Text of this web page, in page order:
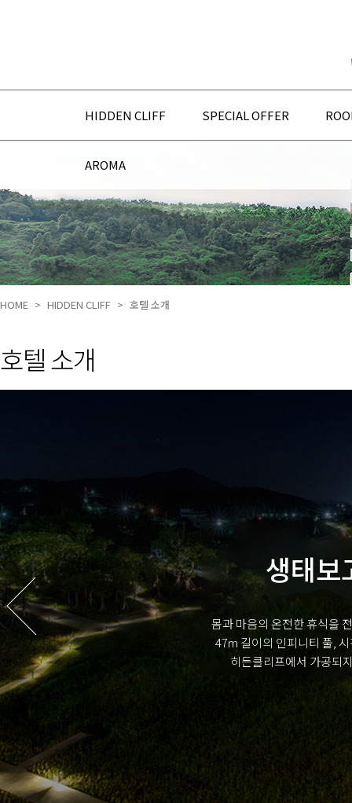
HIDDEN CLIFF SPECIAL OFFER
AROMA
HOME HIDDEN CLIFF 호텔 소개
호텔 소개
생태
몸과 마음의 온전한 휴식을
47m 길이의 인피니티 풀,
히든클리프에서 가공되